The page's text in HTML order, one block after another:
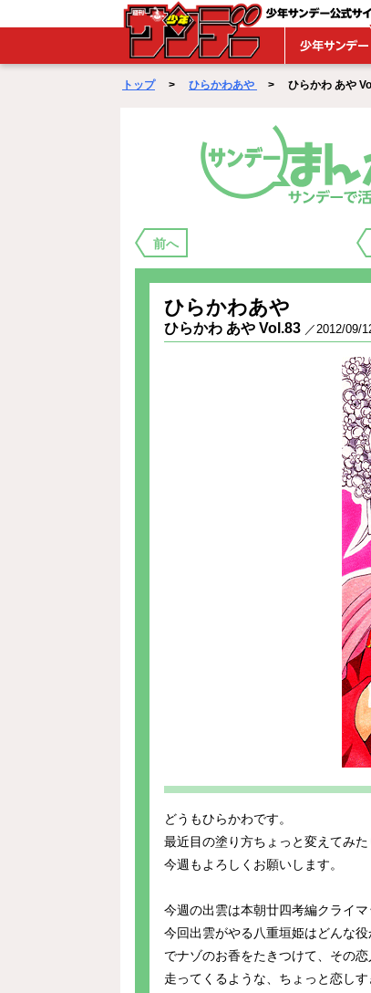
WEBサンデー
トップ> ひらかわあや > ひらかわ あや
前へ
ひらかわあや
ひらかわ あや Vol.83 ／2012/09/
どうもひらかわです。
最近目の塗り方ちょっと変えてみた
今週もよろしくお願いします。
今週の出雲は本朝廿四考編クライマ
今回出雲がやる八重垣姫はどんな
でナゾのお香をたきつけて、その
走ってくるような、ちょっと恋し